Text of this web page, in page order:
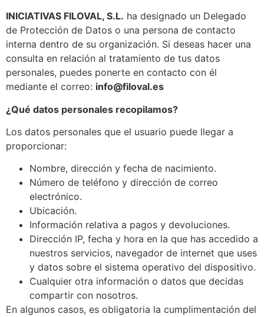
INICIATIVAS FILOVAL, S.L. ha designado un Delegado
de Protección de Datos o una persona de contacto
interna dentro de su organización. Si deseas hacer una
consulta en relación al tratamiento de tus datos
personales, puedes ponerte en contacto con él
mediante el correo: info@filoval.es
¿Qué datos personales recopilamos?
Los datos personales que el usuario puede llegar a
proporcionar:
Nombre, dirección y fecha de nacimiento.
Número de teléfono y dirección de correo
electrónico.
Ubicación.
Información relativa a pagos y devoluciones.
Dirección IP, fecha y hora en la que has accedido a
nuestros servicios, navegador de internet que uses
y datos sobre el sistema operativo del dispositivo.
Cualquier otra información o datos que decidas
compartir con nosotros.
En algunos casos, es obligatoria la cumplimentación del